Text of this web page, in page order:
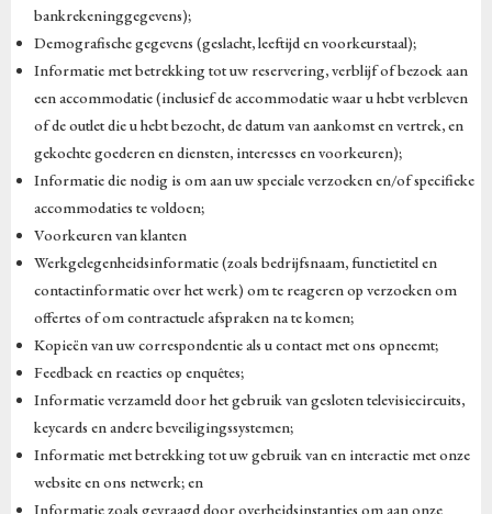
bankrekeninggegevens);
Demografische gegevens (geslacht, leeftijd en voorkeurstaal);
Informatie met betrekking tot uw reservering, verblijf of bezoek aan
een accommodatie (inclusief de accommodatie waar u hebt verbleven
of de outlet die u hebt bezocht, de datum van aankomst en vertrek, en
gekochte goederen en diensten, interesses en voorkeuren);
Informatie die nodig is om aan uw speciale verzoeken en/of specifieke
accommodaties te voldoen;
Voorkeuren van klanten
Werkgelegenheidsinformatie (zoals bedrijfsnaam, functietitel en
contactinformatie over het werk) om te reageren op verzoeken om
offertes of om contractuele afspraken na te komen;
Kopieën van uw correspondentie als u contact met ons opneemt;
Feedback en reacties op enquêtes;
Informatie verzameld door het gebruik van gesloten televisiecircuits,
keycards en andere beveiligingssystemen;
Informatie met betrekking tot uw gebruik van en interactie met onze
website en ons netwerk; en
Informatie zoals gevraagd door overheidsinstanties om aan onze